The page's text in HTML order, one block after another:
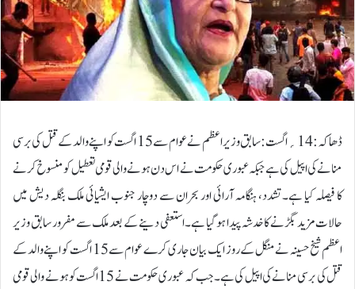
ڈھاکہ:14؍اگست:سابق وزیراعظم نے عوام سے 15 اگست کو اپنے والد کے قتل کی برسی
منانے کی اپیل کی ہے جبکہ عبوری حکومت نے اس دن ہونے والی قومی تعطیل کو منسوخ کرنے
کا فیصلہ کیا ہے۔تشدد، ہنگامہ آرائی اور بحران سے دوچار جنوب ایشیائی ملک بنگلہ دیش میں
حالات مزید بگڑنے کا خدشہ پیدا ہو گیا ہے۔ استعفی دینے کے بعد ملک سے مفرور سابق وزیر
اعظم شیخ حسینہ نے منگل کے روز ایک بیان جاری کرے عوام سے 15 اگست کو اپنے والد کے
قتل کی برسی منانے کی اپیل کی ہے۔ جب کہ عبوری حکومت نے 15 اگست کو ہونے والی قومی